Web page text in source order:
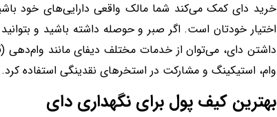
خرید دای کمک می‌کند شما مالک واقعی دارایی‌های خود
اختیار خودتان است. اگر صبر و حوصله داشته باشید و
داشتن دای، می‌توان از خدمات مختلف دیفای مانند
وام‌، استیکینگ و مشارکت در استخرهای نقدینگی استفاده کرد.
بهترین کیف پول برای نگهداری دای